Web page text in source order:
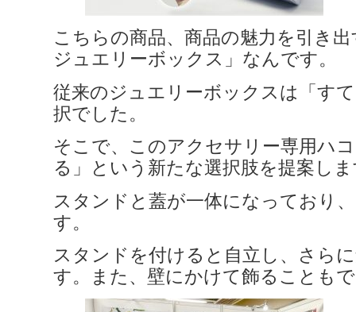
こちらの商品、商品の魅力を引き
ジュエリーボックス」なんです。
従来のジュエリーボックスは「す
択でした。
そこで、このアクセサリー専用ハ
る」という新たな選択肢を提案し
スタンドと蓋が一体になっており
す。
スタンドを付けると自立し、さら
す。また、壁にかけて飾ることも